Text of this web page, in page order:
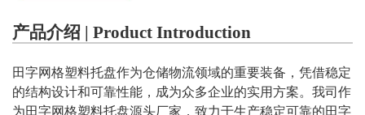
产品介绍 | Product Introduction
田字网格塑料托盘作为仓储物流领域的重要装备，凭借稳定
的结构设计和可靠性能，成为众多企业的实用方案。我司作
为田字网格塑料托盘源头厂家，致力于生产稳定可靠的田字